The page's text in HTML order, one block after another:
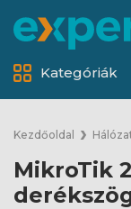
Kategóriák
Kezdőoldal
MikroTik